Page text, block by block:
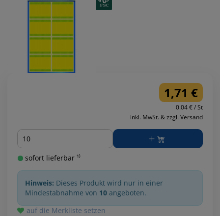
1,71 €
0.04 € / St
inkl. MwSt. & zzgl. Versand
Menge
sofort lieferbar ¹⁾
Hinweis: Dieses Produkt wird nur in einer
Mindestabnahme von 10 angeboten.
auf die Merkliste setzen